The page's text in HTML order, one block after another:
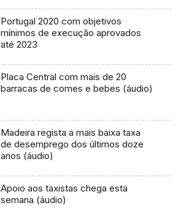
Portugal 2020 com objetivos
mínimos de execução aprovados
até 2023
Placa Central com mais de 20
barracas de comes e bebes (áudio)
Madeira regista a mais baixa taxa
de desemprego dos últimos doze
anos (áudio)
Apoio aos taxistas chega esta
semana (áudio)